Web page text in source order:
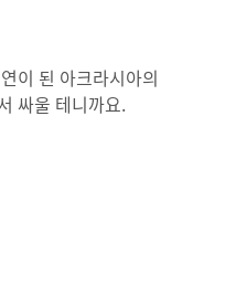
이 된 아크라시아의
싸울 테니까요.